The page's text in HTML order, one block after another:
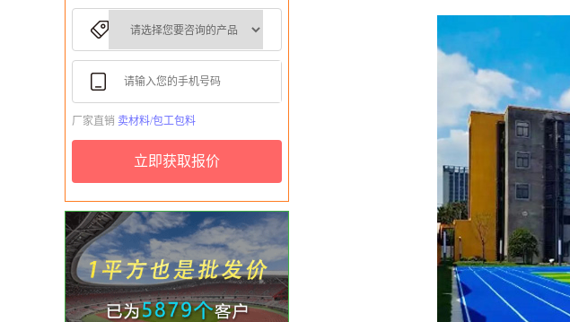
厂家直销卖材料/包工包料
立即获取报价